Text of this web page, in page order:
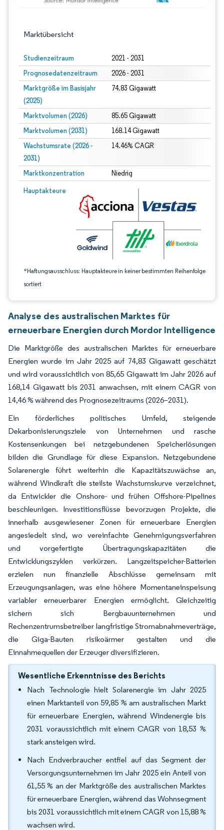
Marktübersicht
Studienzeitraum 2021 - 2031
Prognosedatenzeitraum 2026 - 2031
Marktgröße im Basisjahr
(2025)
74.83 Gigawatt
Marktvolumen (2026) 85.65 Gigawatt
Marktvolumen (2031) 168.14 Gigawatt
Wachstumsrate (2026 -
2031)
14.46% CAGR
Marktkonzentration Niedrig
Hauptakteure
*Haftungsausschluss: Hauptakteure in keiner bestimmten Reihenfolge
sortiert
Bild © Mordor Intelligence. Wiederverwendung erfordert Namensnennung
Analyse des australischen Marktes für
erneuerbare Energien durch Mordor Intelligence
Die Marktgröße des australischen Marktes für erneuerbare
Energien wurde im Jahr 2025 auf 74,83 Gigawatt geschätzt
und wird voraussichtlich von 85,65 Gigawatt im Jahr 2026 auf
168,14 Gigawatt bis 2031 anwachsen, mit einem CAGR von
14,46 % während des Prognosezeitraums (2026–2031).
Ein förderliches politisches Umfeld, steigende
Dekarbonisierungsziele von Unternehmen und rasche
Kostensenkungen bei netzgebundenen Speicherlösungen
bilden die Grundlage für diese Expansion. Netzgebundene
Solarenergie führt weiterhin die Kapazitätszuwächse an,
während Windkraft die steilste Wachstumskurve verzeichnet,
da Entwickler die Onshore- und frühen Offshore-Pipelines
beschleunigen. Investitionsflüsse bevorzugen Projekte, die
innerhalb ausgewiesener Zonen für erneuerbare Energien
angesiedelt sind, wo vereinfachte Genehmigungsverfahren
und vorgefertigte Übertragungskapazitäten die
Entwicklungszyklen verkürzen. Langzeitspeicher-Batterien
erzielen nun finanzielle Abschlüsse gemeinsam mit
Erzeugungsanlagen, was eine höhere Momentaneinspeisung
variabler erneuerbarer Energien ermöglicht. Gleichzeitig
sichern sich Bergbauunternehmen und
Rechenzentrumsbetreiber langfristige Stromabnahmeverträge,
die Giga-Bauten risikoärmer gestalten und die
Einnahmequellen der Erzeuger diversifizieren.
Wesentliche Erkenntnisse des Berichts
Nach Technologie hielt Solarenergie im Jahr 2025
einen Marktanteil von 59,85 % am australischen Markt
für erneuerbare Energien, während Windenergie bis
2031 voraussichtlich mit einem CAGR von 18,53 %
stark ansteigen wird.
Nach Endverbraucher entfiel auf das Segment der
Versorgungsunternehmen im Jahr 2025 ein Anteil von
61,55 % an der Marktgröße des australischen Marktes
für erneuerbare Energien, während das Wohnsegment
bis 2031 voraussichtlich mit einem CAGR von 15,88 %
wachsen wird.